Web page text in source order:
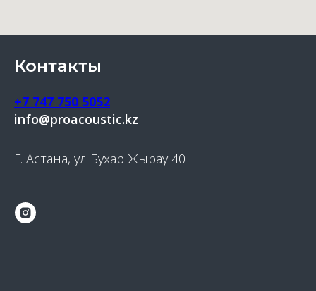
Контакты
+7 747 750 5052
info@proacoustic.kz
Г. Астана, ул Бухар Жырау 40